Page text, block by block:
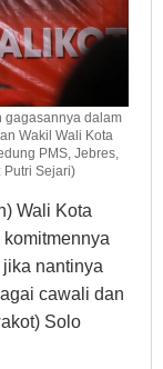
gagasannya dalam
Wakil Wali Kota
PMS, Jebres,
Putri Sejari)
Wali Kota
nantinya
cawali dan
Solo